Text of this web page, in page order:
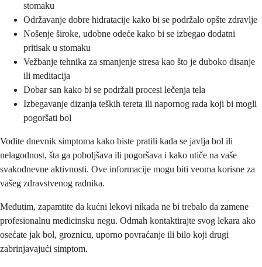
stomaku
Održavanje dobre hidratacije kako bi se podržalo opšte zdravlje
Nošenje široke, udobne odeće kako bi se izbegao dodatni
pritisak u stomaku
Vežbanje tehnika za smanjenje stresa kao što je duboko disanje
ili meditacija
Dobar san kako bi se podržali procesi lečenja tela
Izbegavanje dizanja teških tereta ili napornog rada koji bi mogli
pogoršati bol
Vodite dnevnik simptoma kako biste pratili kada se javlja bol ili
nelagodnost, šta ga poboljšava ili pogoršava i kako utiče na vaše
svakodnevne aktivnosti. Ove informacije mogu biti veoma korisne za
vašeg zdravstvenog radnika.
Međutim, zapamtite da kućni lekovi nikada ne bi trebalo da zamene
profesionalnu medicinsku negu. Odmah kontaktirajte svog lekara ako
osećate jak bol, groznicu, uporno povraćanje ili bilo koji drugi
zabrinjavajući simptom.